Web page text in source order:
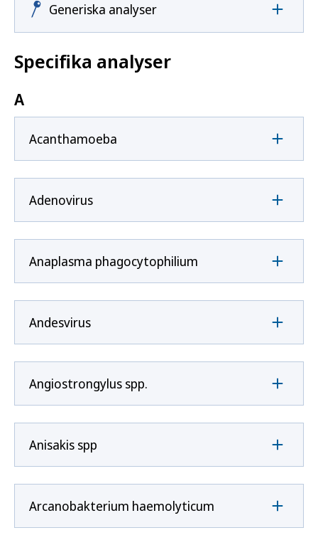
Generiska analyser
Specifika analyser
A
Acanthamoeba
Adenovirus
Anaplasma phagocytophilium
Andesvirus
Angiostrongylus spp.
Anisakis spp
Arcanobakterium haemolyticum